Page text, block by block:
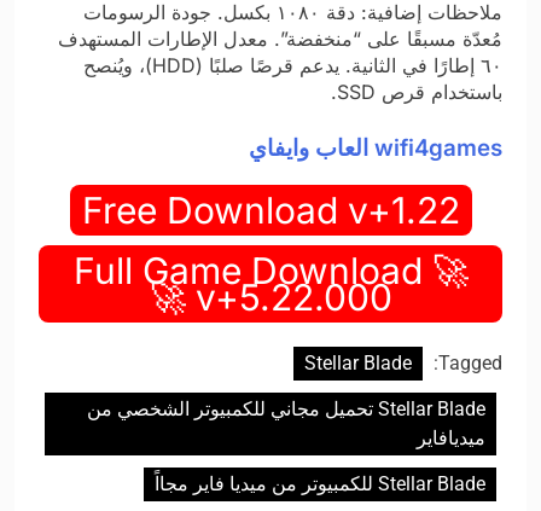
ملاحظات إضافية: دقة ١٠٨٠ بكسل. جودة الرسومات
مُعدّة مسبقًا على “منخفضة”. معدل الإطارات المستهدف
٦٠ إطارًا في الثانية. يدعم قرصًا صلبًا (HDD)، ويُنصح
باستخدام قرص SSD.
wifi4games العاب وايفاي
Free Download v+1.22
🚀 Full Game Download
v+5.22.000 🚀
Tagged:
Stellar Blade
Stellar Blade تحميل مجاني للكمبيوتر الشخصي من
ميديافاير
Stellar Blade للكمبيوتر من ميديا فاير مجااً